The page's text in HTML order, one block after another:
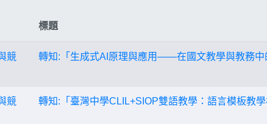
標題
競
轉知:「生成式AI原理與應用——在國文教學與教務中
競
轉知:「臺灣中學CLIL+SIOP雙語教學：語言模板教